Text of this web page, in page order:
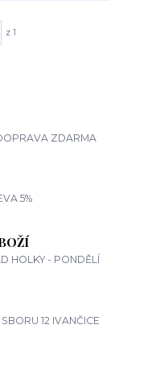
z 1
ZDARMA
5%
HOLKY - PONDĚLÍ
12 IVANČICE